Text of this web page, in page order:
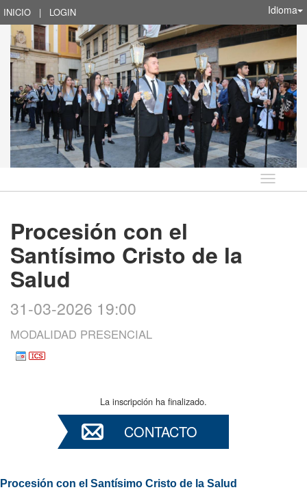
INICIO | LOGIN Idioma
Idioma
Procesión con el
Santísimo Cristo de la
Salud
31-03-2026 19:00
MODALIDAD PRESENCIAL
La inscripción ha finalizado.
CONTACTO
Procesión con el Santísimo Cristo de la Salud